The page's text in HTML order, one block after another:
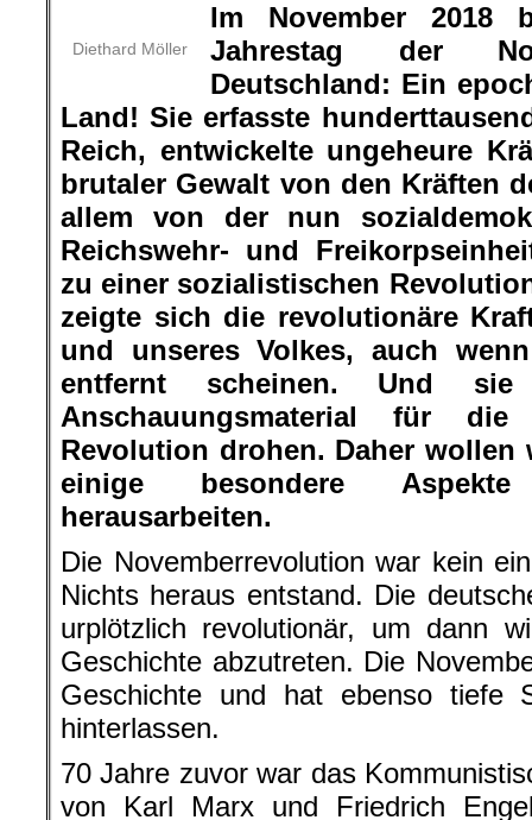
Diethard Möller
Im November 2018
Jahrestag der
Deutschland: Ein
Land! Sie erfasste
Reich, entwickelte ungeheure
brutaler Gewalt von den Kräften
allem von der nun
Reichswehr- und
zu einer sozialistischen
zeigte sich die revolutionäre
und unseres Volkes, auch
entfernt scheinen. Und
Anschauungsmaterial für
Revolution drohen. Daher wollen
einige besondere
herausarbeiten.
Die Novemberrevolution war kein
Nichts heraus entstand. Die
urplötzlich revolutionär, um dann
Geschichte abzutreten. Die
Geschichte und hat ebenso tiefe
hinterlassen.
70 Jahre zuvor war das
von Karl Marx und Friedrich